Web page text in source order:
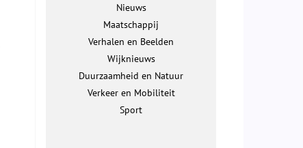
Nieuws
Maatschappij
Verhalen en Beelden
Wijknieuws
Duurzaamheid en Natuur
Verkeer en Mobiliteit
Sport